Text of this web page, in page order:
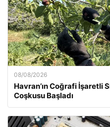
08/08/2026
Havran’ın Coğrafi İşaretli
Coşkusu Başladı